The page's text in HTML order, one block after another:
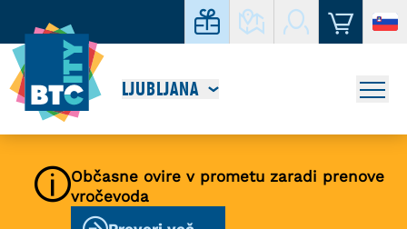
LJUBLJANA
Občasne ovire v prometu zaradi prenove
vročevoda